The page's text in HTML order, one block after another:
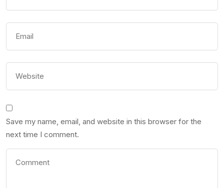
Save my name, email, and website in this browser for the
next time I comment.